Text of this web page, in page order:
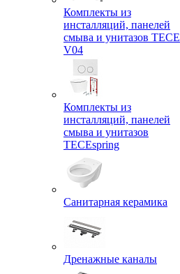
Комплекты из
инсталляций, панелей
смыва и унитазов ТЕСЕ
V04
Комплекты из
инсталляций, панелей
смыва и унитазов
TECEspring
Санитарная керамика
Дренажные каналы